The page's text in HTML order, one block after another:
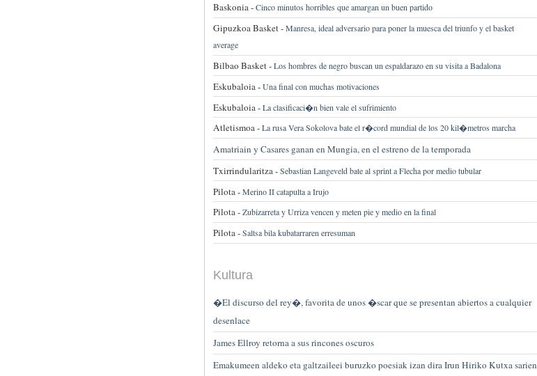
Baskonia -Cinco minutos horribles que amargan un buen partido
Gipuzkoa Basket -Manresa, ideal adversario para poner la muesca del triunfo y el basket
average
Bilbao Basket -Los hombres de negro buscan un espaldarazo en su visita a Badalona
Eskubaloia -Una final con muchas motivaciones
Eskubaloia -La clasificaci�n bien vale el sufrimiento
Atletismoa -La rusa Vera Sokolova bate el r�cord mundial de los 20 kil�metros marcha
Amatriain y Casares ganan en Mungia, en el estreno de la temporada
Txirrindularitza -Sebastian Langeveld bate al sprint a Flecha por medio tubular
Pilota -Merino II catapulta a Irujo
Pilota -Zubizarreta y Urriza vencen y meten pie y medio en la final
Pilota -Saltsa bila kubatarraren erresuman
Kultura
�El discurso del rey�, favorita de unos �scar que se presentan abiertos a cualquier
desenlace
James Ellroy retorna a sus rincones oscuros
Emakumeen aldeko eta galtzaileei buruzko poesiak izan dira Irun Hiriko Kutxa sarien